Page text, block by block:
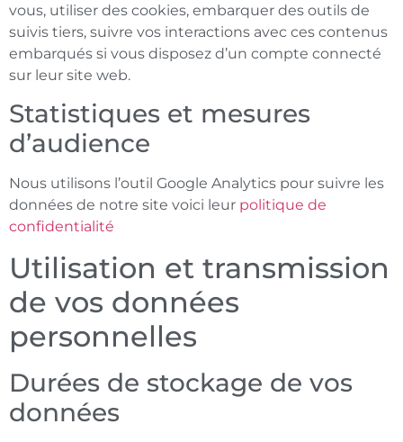
vous, utiliser des cookies, embarquer des outils de
suivis tiers, suivre vos interactions avec ces contenus
embarqués si vous disposez d’un compte connecté
sur leur site web.
Statistiques et mesures
d’audience
Nous utilisons l’outil Google Analytics pour suivre les
données de notre site voici leur politique de
confidentialité
Utilisation et transmission
de vos données
personnelles
Durées de stockage de vos
données